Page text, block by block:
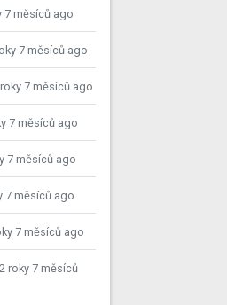
7 měsíců ago
7 měsíců ago
7 měsíců ago
7 měsíců ago
7 měsíců ago
7 měsíců ago
7 měsíců ago
2 roky 7 měsíců